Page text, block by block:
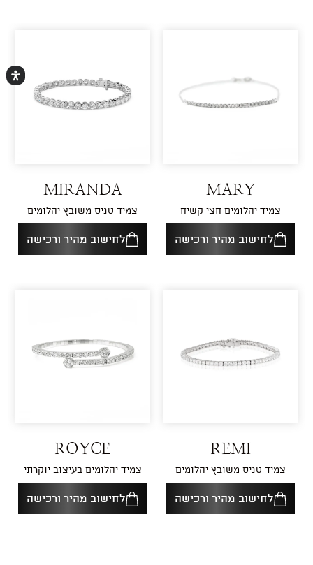
MARY
צמיד יהלומים חצי קשיח
לחישוב מהיר ורכישה
MIRANDA
צמיד טניס משובץ יהלומים
לחישוב מהיר ורכישה
REMI
צמיד טניס משובץ יהלומים
לחישוב מהיר ורכישה
ROYCE
צמיד יהלומים בעיצוב יוקרתי
לחישוב מהיר ורכישה